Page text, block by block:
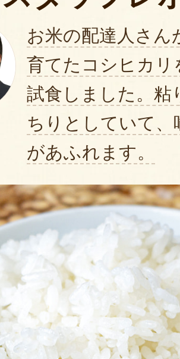
お米の配達人さん
育てたコシヒカリ
試食しました。粘
ちりとしていて、
があふれます。